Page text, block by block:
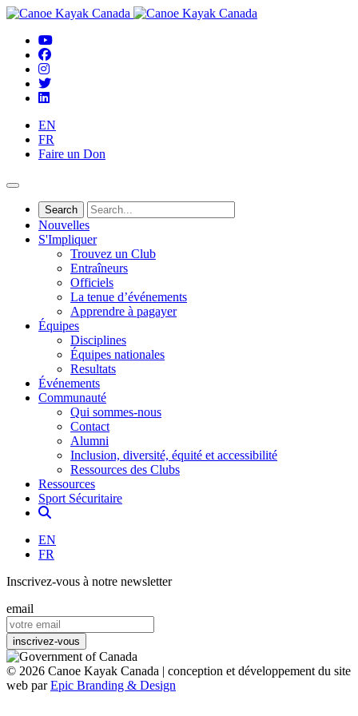
EN
FR
Faire un Don
Nouvelles
S'Impliquer
Trouvez un Club
Entraîneurs
Officiels
La tenue d’événements
Apprendre à pagayer
Équipes
Disciplines
Équipes nationales
Resultats
Événements
Communauté
Qui sommes-nous
Contact
Alumni
Inclusion, diversité, équité et accessibilité
Ressources des Clubs
Ressources
Sport Sécuritaire
EN
FR
Inscrivez-vous à notre newsletter
email
© 2026 Canoe Kayak Canada | conception et développement du site
web parEpic Branding & Design